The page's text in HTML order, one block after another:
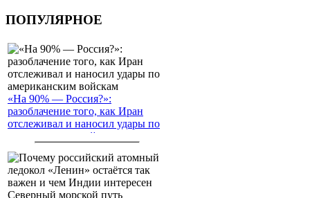
ПОПУЛЯРНОЕ
«На 90% — Россия?»:
разоблачение того, как Иран
отслеживал и наносил удары по
американским войскам